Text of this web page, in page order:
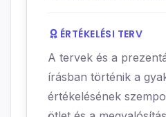
ÉRTÉKELÉSI TERV
A tervek és a
írásban történik a
értékelésének